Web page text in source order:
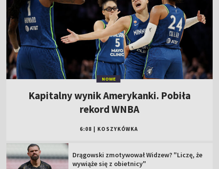
NOWE
Kapitalny wynik Amerykanki. Pobiła
rekord WNBA
6:08 KOSZYKÓWKA
Drągowski zmotywował Widzew? "Liczę, że
wywiąże się z obietnicy"